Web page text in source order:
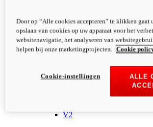
V2
Door op “Alle cookies accepteren” te klikken gaat
opslaan van cookies op uw apparaat voor het
websitenavigatie, het analyseren van
helpen bij onze marketingprojecten.
Cookie
ALLE
Cookie-instellingen